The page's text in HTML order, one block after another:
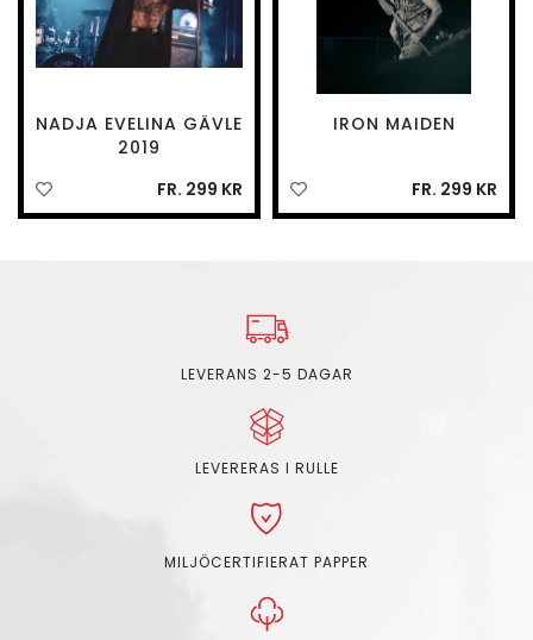
NADJA EVELINA GÄVLE
2019
FR. 299 KR
IRON MAIDEN
FR. 299 KR
LEVERANS 2-5 DAGAR
LEVERERAS I RULLE
MILJÖCERTIFIERAT PAPPER